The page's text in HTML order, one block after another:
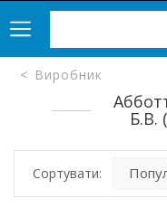
Виробник
Б.В.
Сортувати: